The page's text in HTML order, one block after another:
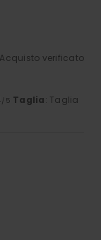
Acquisto verificato
/5 Taglia: Taglia